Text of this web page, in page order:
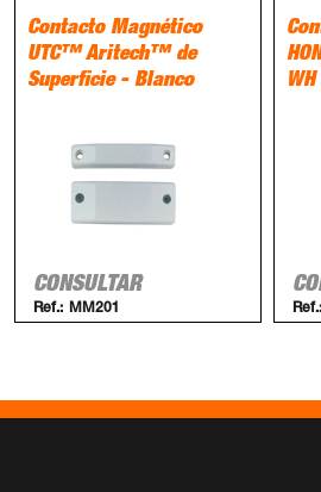
Contacto Magnético
UTC™ Aritech™ de
Superficie - Blanco
CONSULTAR
Ref.: MM201
WH
Ref.: